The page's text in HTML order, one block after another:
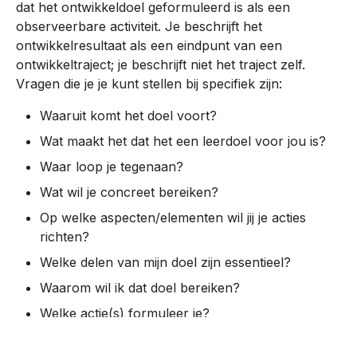
c
n
ICT Research methods
Interviewen
Structuur van een
literatuuronderzoek
Fusion
Ad Software Development
dat het ontwikkeldoel geformuleerd is als een
observeerbare activiteit. Je beschrijft het
ontwikkelresultaat als een eindpunt van een
ontwikkeltraject; je beschrijft niet het traject zelf.
Vragen die je je kunt stellen bij specifiek zijn:
Waaruit komt het doel voort?
Wat maakt het dat het een leerdoel voor jou is?
Waar loop je tegenaan?
Wat wil je concreet bereiken?
Op welke aspecten/elementen wil jij je acties
richten?
Welke delen van mijn doel zijn essentieel?
Waarom wil ik dat doel bereiken?
Welke actie(s) formuleer je?